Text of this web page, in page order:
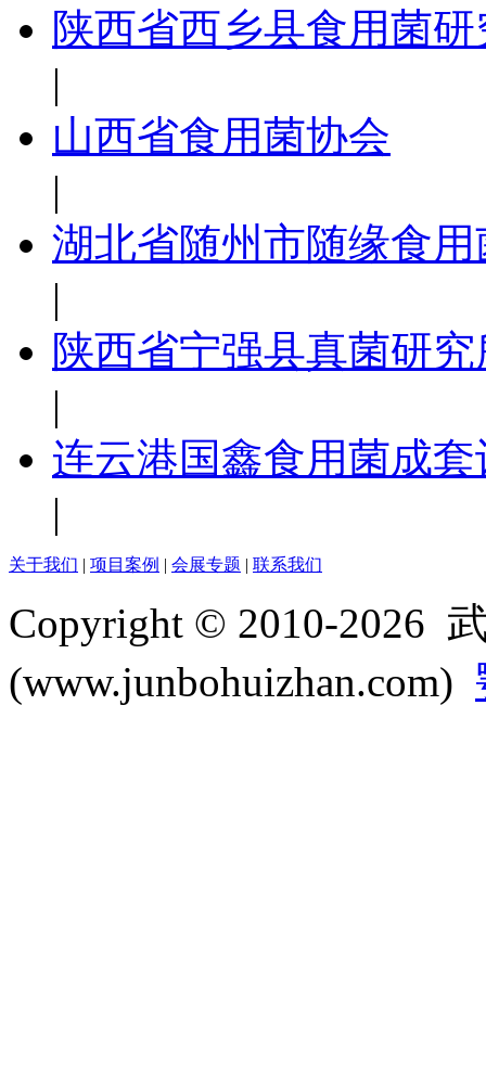
陕西省西乡县食用菌
|
山西省食用菌协会
|
湖北省随州市随缘食
|
陕西省宁强县真菌研究
|
连云港国鑫食用菌成
|
关于我们 | 项目案例 | 会展专题 | 联系我们
Copyright © 2010-2026
(www.junbohuizhan.com)